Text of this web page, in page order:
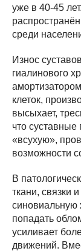
уже в 40-45
среди
Износ
гиалинового
клеток,
высыхает,
что суставные
«всухую»,
возможности
В
ткани, связки
синовиальную
попадать
усиливает
движений.